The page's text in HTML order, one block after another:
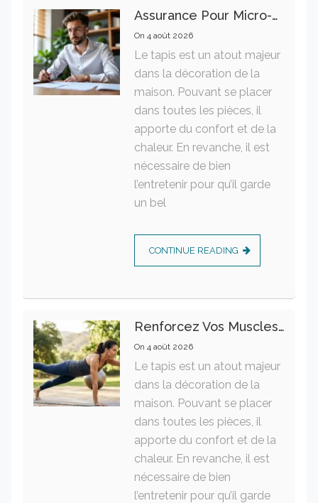
Assurance Pour Micro-Entrepreneur : Les Garanties Essentielles À Connaître
On 4 août 2026
Le tapis est un atout majeur
dans la décoration de la
maison. Pouvant se placer
dans toutes les pièces, il
apporte du confort et de la
chaleur. En revanche, il est
nécessaire de bien
l’entretenir pour qu’il garde
un bel
CONTINUE READING
Renforcez Vos Muscles Profonds Pour Apaiser Votre Mal De Dos
On 4 août 2026
Le tapis est un atout majeur
dans la décoration de la
maison. Pouvant se placer
dans toutes les pièces, il
apporte du confort et de la
chaleur. En revanche, il est
nécessaire de bien
l’entretenir pour qu’il garde